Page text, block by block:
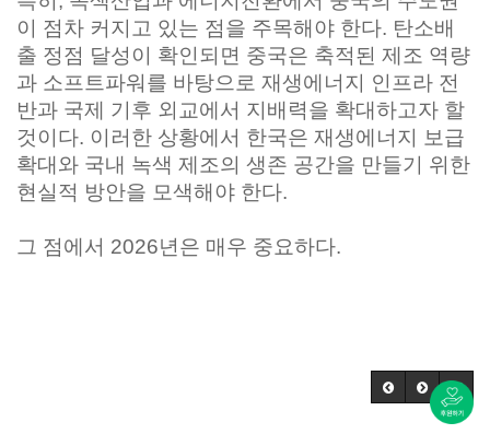
이 점차 커지고 있는 점을 주목해야 한다. 탄소배
출 정점 달성이 확인되면 중국은 축적된 제조 역량
과 소프트파워를 바탕으로 재생에너지 인프라 전
반과 국제 기후 외교에서 지배력을 확대하고자 할
것이다. 이러한 상황에서 한국은 재생에너지 보급
확대와 국내 녹색 제조의 생존 공간을 만들기 위한
현실적 방안을 모색해야 한다.
그 점에서 2026년은 매우 중요하다.